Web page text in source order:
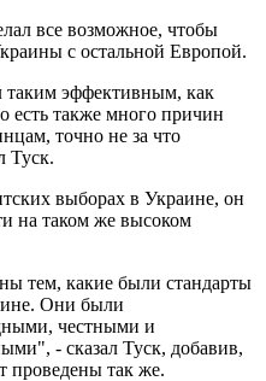
все возможное, чтобы
с остальной Европой.
таким эффективным, как
есть также много причин
точно не за что
Туск.
выборах в Украине, он
на таком же высоком
тем, какие были стандарты
Они были
честными и
- сказал Туск, добавив,
проведены так же.